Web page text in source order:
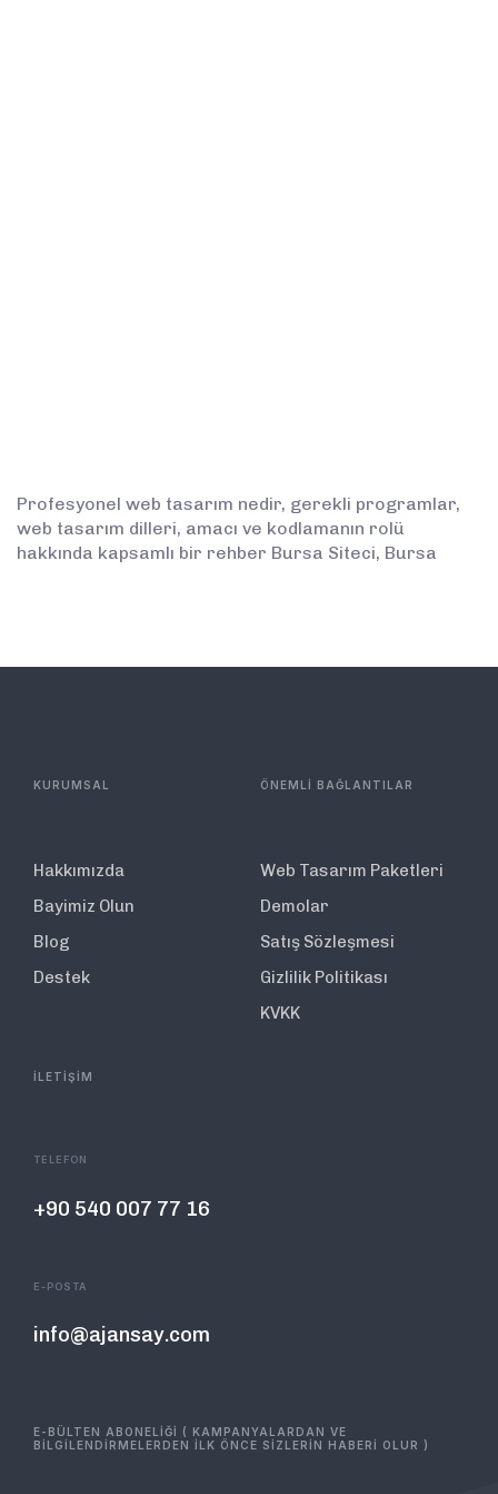
Profesyonel web tasarım nedir, gerekli programlar,
web tasarım dilleri, amacı ve kodlamanın rolü
hakkında kapsamlı bir rehber Bursa Siteci, Bursa
KURUMSAL
Hakkımızda
Bayimiz Olun
Blog
Destek
ÖNEMLİ BAĞLANTILAR
Web Tasarım Paketleri
Demolar
Satış Sözleşmesi
Gizlilik Politikası
KVKK
İLETİŞİM
TELEFON
+90 540 007 77 16
E-POSTA
info@ajansay.com
E-BÜLTEN ABONELİĞİ ( KAMPANYALARDAN VE
BİLGİLENDİRMELERDEN İLK ÖNCE SİZLERİN HABERİ OLUR )